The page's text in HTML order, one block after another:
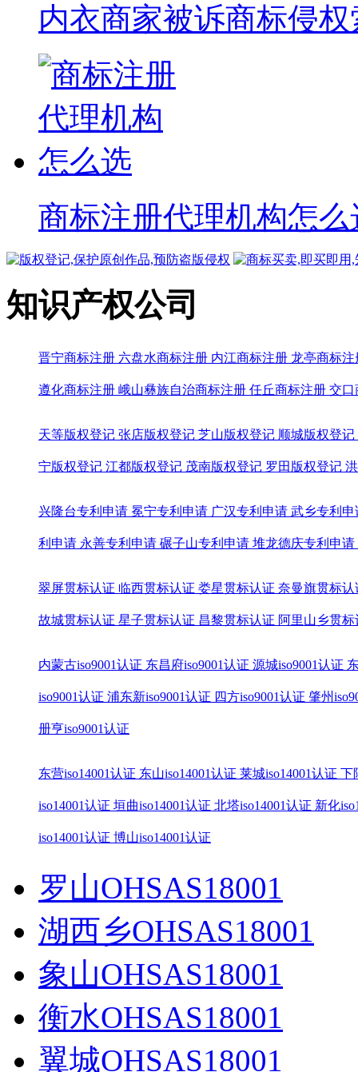
内衣商家被诉商标侵
商标注册代理机构怎么
知识产权公司
晋宁商标注册 六盘水商标注册 内江商标注册 龙亭商标注
遵化商标注册 峨山彝族自治商标注册 任丘商标注册 交口
天等版权登记 张店版权登记 芝山版权登记 顺城版权登记
宁版权登记 江都版权登记 茂南版权登记 罗田版权登记
兴隆台专利申请 冕宁专利申请 广汉专利申请 武乡专利申
利申请 永善专利申请 碾子山专利申请 堆龙德庆专利申请
翠屏贯标认证 临西贯标认证 娄星贯标认证 奈曼旗贯标认
故城贯标认证 星子贯标认证 昌黎贯标认证 阿里山乡贯标
内蒙古iso9001认证 东昌府iso9001认证 源城iso9001认证
iso9001认证 浦东新iso9001认证 四方iso9001认证 肇州
册亨iso9001认证
东营iso14001认证 东山iso14001认证 莱城iso14001认证 下
iso14001认证 垣曲iso14001认证 北塔iso14001认证 新化
iso14001认证 博山iso14001认证
罗山OHSAS18001
湖西乡OHSAS18001
象山OHSAS18001
衡水OHSAS18001
翼城OHSAS18001